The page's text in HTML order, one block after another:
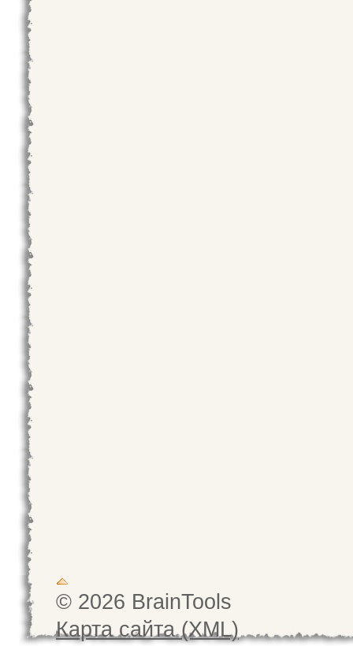
© 2026 BrainTools
Карта сайта (XML)